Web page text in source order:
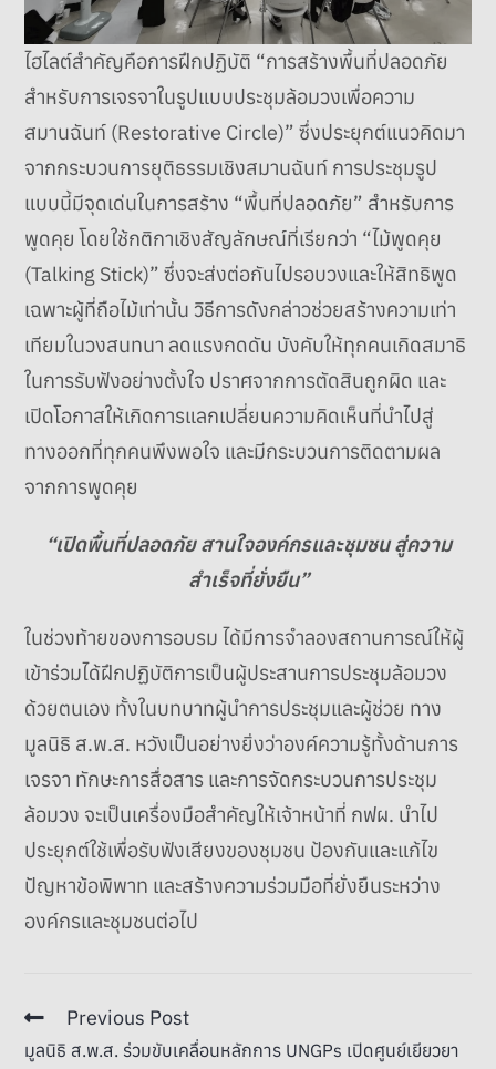
ไฮไลต์สำคัญคือการฝึกปฏิบัติ “การสร้างพื้นที่ปลอดภัย
สำหรับการเจรจาในรูปแบบประชุมล้อมวงเพื่อความ
สมานฉันท์ (Restorative Circle)” ซึ่งประยุกต์แนวคิดมา
จากกระบวนการยุติธรรมเชิงสมานฉันท์ การประชุมรูป
แบบนี้มีจุดเด่นในการสร้าง “พื้นที่ปลอดภัย” สำหรับการ
พูดคุย โดยใช้กติกาเชิงสัญลักษณ์ที่เรียกว่า “ไม้พูดคุย
(Talking Stick)” ซึ่งจะส่งต่อกันไปรอบวงและให้สิทธิพูด
เฉพาะผู้ที่ถือไม้เท่านั้น วิธีการดังกล่าวช่วยสร้างความเท่า
เทียมในวงสนทนา ลดแรงกดดัน บังคับให้ทุกคนเกิดสมาธิ
ในการรับฟังอย่างตั้งใจ ปราศจากการตัดสินถูกผิด และ
เปิดโอกาสให้เกิดการแลกเปลี่ยนความคิดเห็นที่นำไปสู่
ทางออกที่ทุกคนพึงพอใจ และมีกระบวนการติดตามผล
จากการพูดคุย
“เปิดพื้นที่ปลอดภัย สานใจองค์กรและชุมชน สู่ความ
สำเร็จที่ยั่งยืน”
ในช่วงท้ายของการอบรม ได้มีการจำลองสถานการณ์ให้ผู้
เข้าร่วมได้ฝึกปฏิบัติการเป็นผู้ประสานการประชุมล้อมวง
ด้วยตนเอง ทั้งในบทบาทผู้นำการประชุมและผู้ช่วย ทาง
มูลนิธิ ส.พ.ส. หวังเป็นอย่างยิ่งว่าองค์ความรู้ทั้งด้านการ
เจรจา ทักษะการสื่อสาร และการจัดกระบวนการประชุม
ล้อมวง จะเป็นเครื่องมือสำคัญให้เจ้าหน้าที่ กฟผ. นำไป
ประยุกต์ใช้เพื่อรับฟังเสียงของชุมชน ป้องกันและแก้ไข
ปัญหาข้อพิพาท และสร้างความร่วมมือที่ยั่งยืนระหว่าง
องค์กรและชุมชนต่อไป
Previous Post
มูลนิธิ ส.พ.ส. ร่วมขับเคลื่อนหลักการ UNGPs เปิดศูนย์เยียวยา